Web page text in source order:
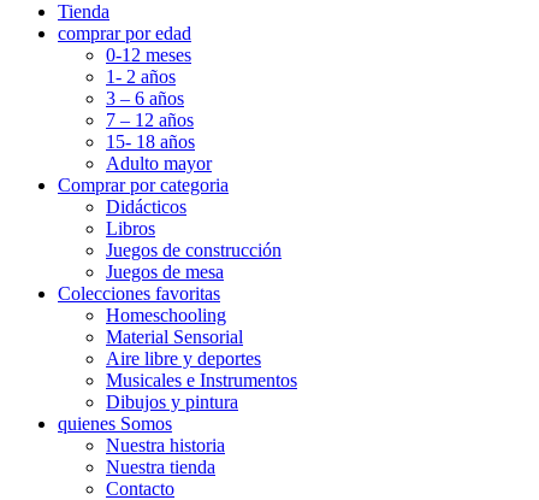
Tienda
comprar por edad
0-12 meses
1- 2 años
3 – 6 años
7 – 12 años
15- 18 años
Adulto mayor
Comprar por categoria
Didácticos
Libros
Juegos de construcción
Juegos de mesa
Colecciones favoritas
Homeschooling
Material Sensorial
Aire libre y deportes
Musicales e Instrumentos
Dibujos y pintura
quienes Somos
Nuestra historia
Nuestra tienda
Contacto